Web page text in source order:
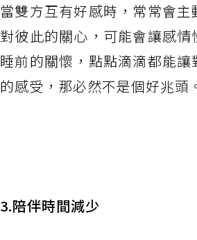
當雙方互有好感時，常常會
對彼此的關心，可能會讓感
睡前的關懷，點點滴滴都能
的感受，那必然不是個好兆頭
3.陪伴時間減少